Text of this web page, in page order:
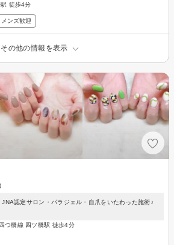
徒歩4分
メンズ歓迎
その他の情報を表示
JNA認定サロン・パラジェル・自爪をいたわった施術♪
つ橋線 四ツ橋駅 徒歩4分